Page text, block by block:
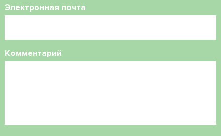
Электронная почта
Комментарий